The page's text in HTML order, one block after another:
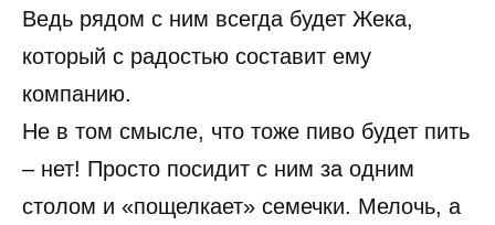
Ведь рядом с ним всегда будет Жека,
который с радостью составит ему
компанию.
Не в том смысле, что тоже пиво будет пить
– нет! Просто посидит с ним за одним
столом и «пощелкает» семечки. Мелочь, а